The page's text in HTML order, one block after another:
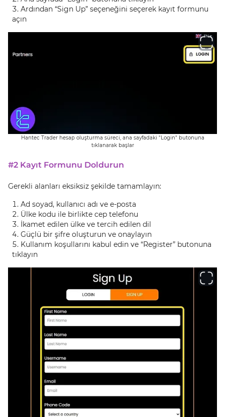
Ardından “Sign Up” seçeneğini seçerek kayıt formunu
açın
Hantec Trader hesap oluşturma süreci, ana sayfadaki "Login" butonuna
tıklanarak başlar
#2 Kayıt Formunu Doldurun
Gerekli alanları eksiksiz şekilde tamamlayın:
Ad soyad, kullanıcı adı ve e-posta
Ülke kodu ile birlikte cep telefonu
İkamet edilen ülke ve tercih edilen dil
Güçlü bir şifre oluşturun ve onaylayın
Kullanım koşullarını kabul edin ve “Register” butonuna
tıklayın